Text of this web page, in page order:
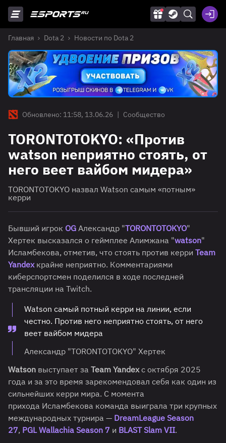
Главная Dota 2 Новости по Dota 2
Обновлено: 11:58, 13.06.26 | Сообщество
TORONTOTOKYO: «Против
watson неприятно стоять, от
него веет вайбом мидера»
TORONTOTOKYO назвал Watson самым «потным»
керри
Бывший игрок OG Александр "TORONTOTOKYO"
Хертек высказался о геймплее Алимжана "watson"
Исламбекова, отметив, что стоять против керри Team
Yandexкрайне неприятно. Комментариями
киберспортсмен поделился в ходе последней
трансляции на Twitch.
Watson самый потный керри на линии, если
честно. Против него неприятно стоять, от него
веет вайбом мидера
Александр "TORONTOTOKYO" Хертек
Watson выступает за Team Yandexс октября 2025
года и за это время зарекомендовал себя как один из
сильнейших керри мира. С момента
прихода Исламбекова команда выиграла три крупных
международных турнира — DreamLeague Season
27, PGL Wallachia Season 7 и BLAST Slam VII.